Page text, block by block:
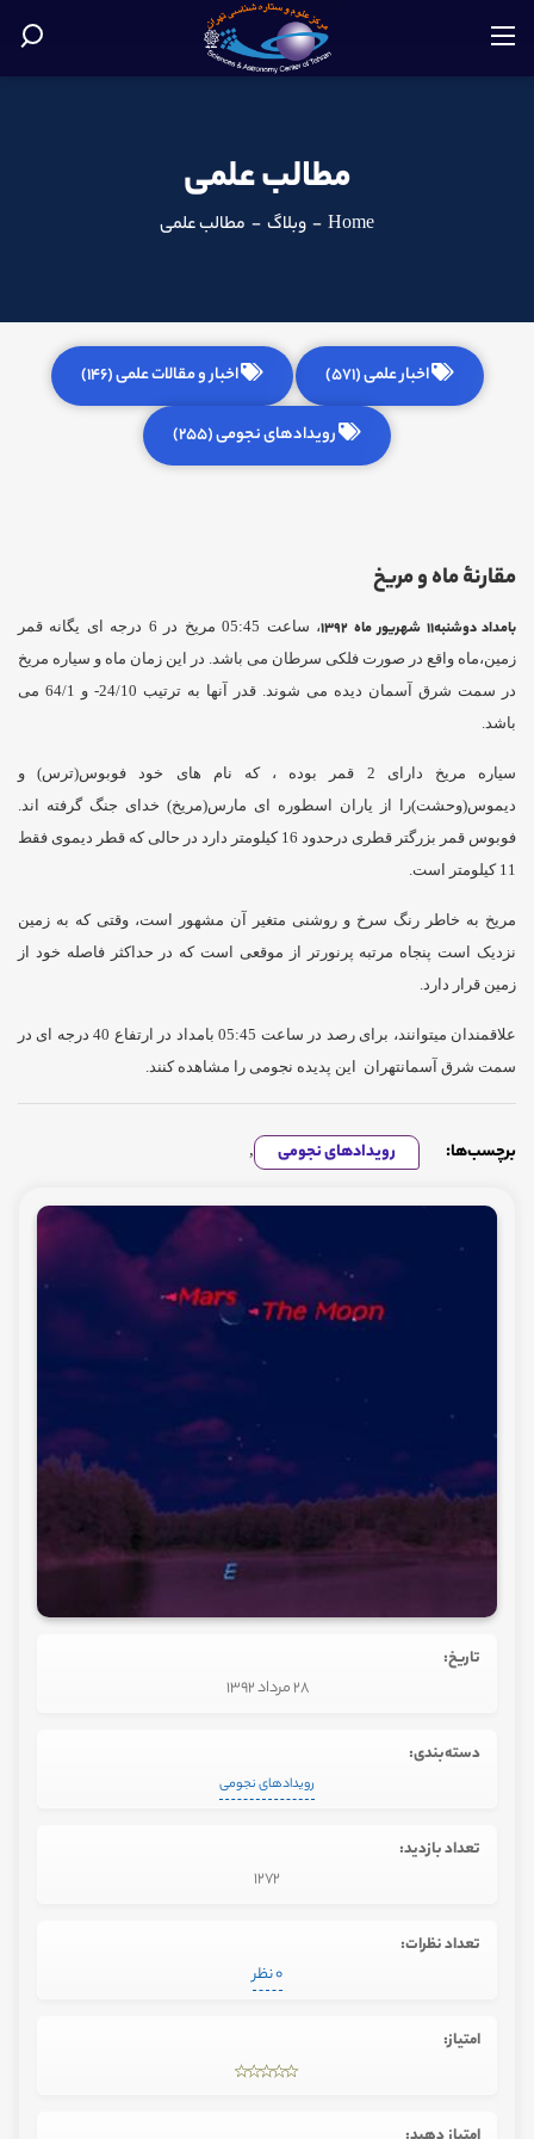
مطالب علمی
Home
- وبلاگ - مطالب علمی
اخبار علمی (571) اخبار و مقالات علمی (146)
رویدادهای نجومی (255)
مقارنۀ ماه و مریخ
بامداد دوشنبه11 شهریور ماه 1392
، ساعت 05:45 مریخ در 6 درجه ای یگانه قمر
زمین،ماه واقع در صورت فلکی سرطان می باشد. در این زمان ماه و سیاره مریخ
در سمت شرق آسمان دیده می شوند. قدر آنها به ترتیب 24/10- و 64/1 می
باشد.
سیاره مریخ دارای 2 قمر بوده ، که نام های خود فوبوس(ترس) و
دیموس(وحشت)را از یاران اسطوره ای مارس(مریخ) خدای جنگ گرفته اند.
فوبوس قمر بزرگتر قطری درحدود 16 کیلومتر دارد در حالی که قطر دیموی فقط
11 کیلومتر است.
مریخ به خاطر رنگ سرخ و روشنی متغیر آن مشهور است، وقتی که به زمین
نزدیک است پنجاه مرتبه پرنورتر از موقعی است که در حداکثر فاصله خود از
زمین قرار دارد.
علاقمندان میتوانند، برای رصد در ساعت 05:45 بامداد در ارتفاع 40 درجه ای در
سمت شرق آسمانتهران این پدیده نجومی را مشاهده کنند.
برچسب‌ها: رویدادهای نجومی ,
تاریخ:
28 مرداد 1392
دسته‌بندی:
رویدادهای نجومی
تعداد بازدید:
1272
تعداد نظرات:
0 نظر
امتیاز: